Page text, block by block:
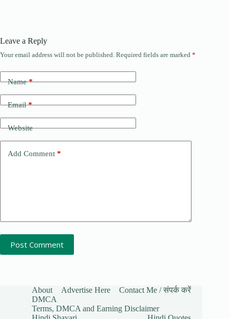
Leave a Reply
Your email address will not be published. Required fields are marked *
Name*
Email*
Website
Add Comment *
Post Comment
About Advertise Here
Contact Me / संपर्क करें
DMCA
Terms, DMCA and Earning Disclaimer